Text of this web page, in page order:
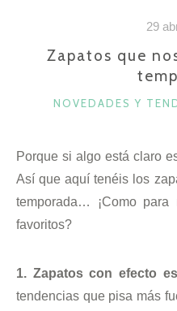
29
Zapatos que
CATEGORÍAS
NOVEDADES Y
Porque si algo está claro
Así que aquí tenéis los
temporada… ¡Como
favoritos?
1. Zapatos con efecto
tendencias que pisa más